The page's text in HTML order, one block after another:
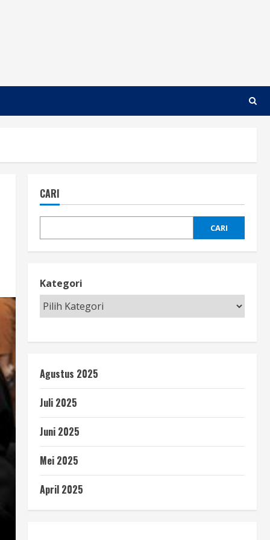
CARI
CARI
Kategori
Agustus 2025
Juli 2025
Juni 2025
Mei 2025
April 2025